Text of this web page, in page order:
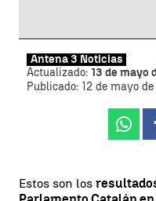
Antena 3 Noticias
Actualizado: 13 de mayo
Publicado: 12 de mayo
Estos son los